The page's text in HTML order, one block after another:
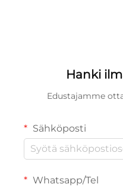
Hanki
Edustajamme
Sähköposti
Whatsapp/Tel